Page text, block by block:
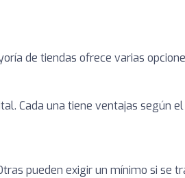
de tiendas ofrece varias
Cada una tiene ventajas según
pueden exigir un mínimo si se